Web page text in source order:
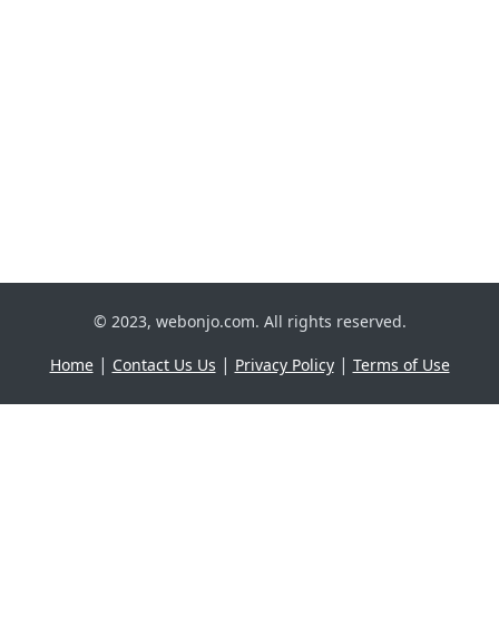
© 2023, webonjo.com. All rights reserved.
Home| Contact Us Us | Privacy Policy| Terms of Use